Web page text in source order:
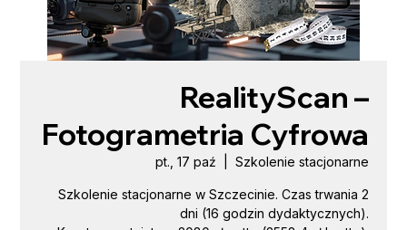
RealityScan –
Fotogrametria Cyfrowa
pt., 17 paź Szkolenie stacjonarne
Szkolenie stacjonarne w Szczecinie. Czas trwania 2
dni (16 godzin dydaktycznych).